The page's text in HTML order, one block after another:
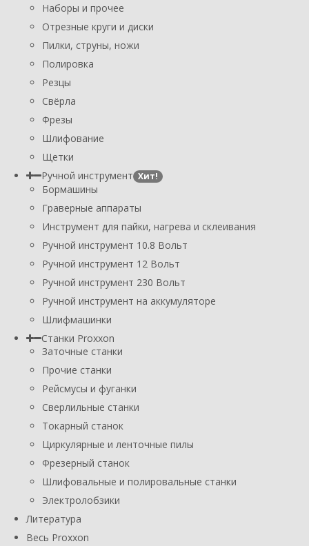
Наборы и прочее
Отрезные круги и диски
Пилки, струны, ножи
Полировка
Резцы
Свёрла
Фрезы
Шлифование
Щетки
Ручной инструмент Хит!
Бормашины
Граверные аппараты
Инструмент для пайки, нагрева и склеивания
Ручной инструмент 10.8 Вольт
Ручной инструмент 12 Вольт
Ручной инструмент 230 Вольт
Ручной инструмент на аккумуляторе
Шлифмашинки
Станки Proxxon
Заточные станки
Прочие станки
Рейсмусы и фуганки
Сверлильные станки
Токарный станок
Циркулярные и ленточные пилы
Фрезерный станок
Шлифовальные и полировальные станки
Электролобзики
Литература
Весь Proxxon